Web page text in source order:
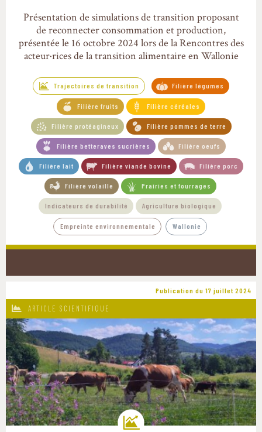
Présentation de simulations de transition proposant
de reconnecter consommation et production,
présentée le 16 octobre 2024 lors de la Rencontres des
acteur·rices de la transition alimentaire en Wallonie
Trajectoires de transition Filière légumes
Filière fruits Filière céréales
Filière protéagineux Filière pommes de terre
Filière betteraves sucrières Filière oeufs
Filière lait Filière viande bovine Filière porc
Filière volaille Prairies et fourrages
Indicateurs de durabilité Agriculture biologique
Empreinte environnementale Wallonie
Publication du 17 juillet 2024
ARTICLE SCIENTIFIQUE